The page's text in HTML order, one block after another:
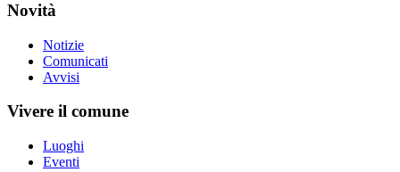
Novità
Notizie
Comunicati
Avvisi
Vivere il comune
Luoghi
Eventi